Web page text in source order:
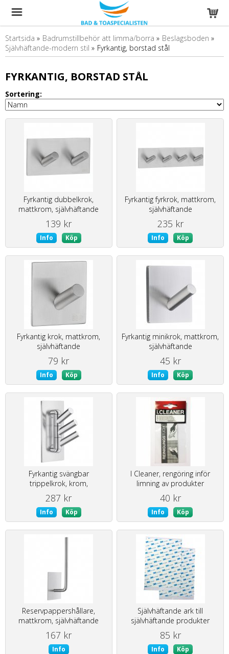
Startsida » Badrumstillbehör att limma/borra » Beslagsboden »
Självhäftande-modern stil » Fyrkantig, borstad stål
FYRKANTIG, BORSTAD STÅL
Sortering:
Fyrkantig dubbelkrok,
mattkrom, självhäftande
139 kr
Info Köp
Fyrkantig fyrkrok, mattkrom,
självhäftande
235 kr
Info Köp
Fyrkantig krok, mattkrom,
självhäftande
79 kr
Info Köp
Fyrkantig minikrok, mattkrom,
självhäftande
45 kr
Info Köp
Fyrkantig svängbar
trippelkrok, krom,
självhäftande
287 kr
Info Köp
I Cleaner, rengöring inför
limning av produkter
40 kr
Info Köp
Reservpappershållare,
mattkrom, självhäftande
167 kr
Info
Självhäftande ark till
självhäftande produkter
85 kr
Info Köp